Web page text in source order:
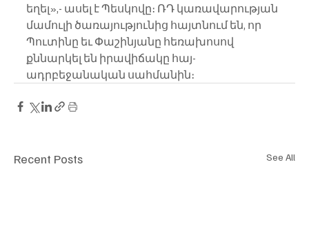
եղել»,- ասել է Պեսկովը։ ՌԴ կառավարության
մամուլի ծառայությունից հայտնում են, որ
Պուտինը եւ Փաշինյանը հեռախոսով
քննարկել են իրավիճակը հայ-
ադրբեջանական սահմանին։
Recent Posts See All